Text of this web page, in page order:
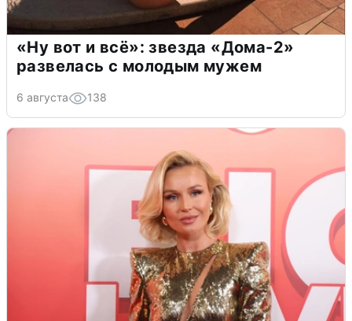
«Ну вот и всё»: звезда «Дома-2»
развелась с молодым мужем
6 августа 138